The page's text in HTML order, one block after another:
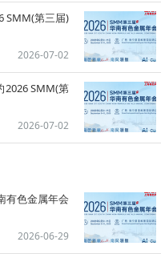
SMM(第三届)
2026-07-02
2026 SMM(第
2026-07-02
有色金属年会
2026-06-29